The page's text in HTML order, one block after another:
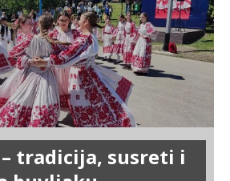
tradicija, susreti i